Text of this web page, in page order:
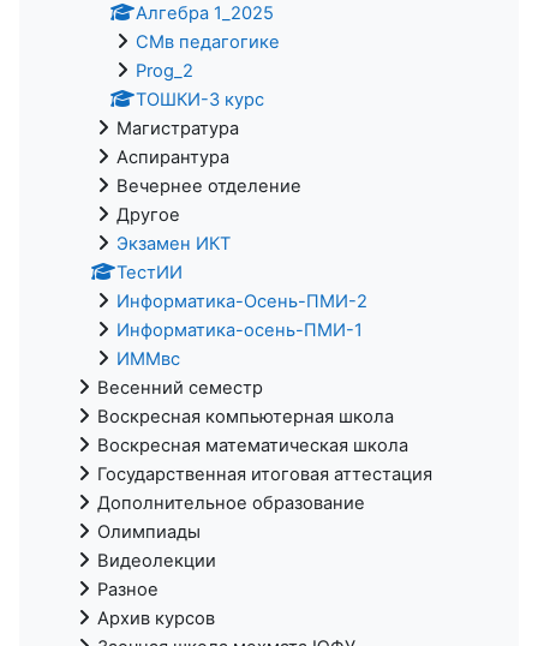
Алгебра 1_2025
СМв педагогике
Prog_2
ТОШКИ-3 курс
Магистратура
Аспирантура
Вечернее отделение
Другое
Экзамен ИКТ
ТестИИ
Информатика-Осень-ПМИ-2
Информатика-осень-ПМИ-1
ИММвс
Весенний семестр
Воскресная компьютерная школа
Воскресная математическая школа
Государственная итоговая аттестация
Дополнительное образование
Олимпиады
Видеолекции
Разное
Архив курсов